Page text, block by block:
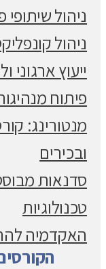
ניהול שיתופי
ניהול
ייעוץ ארגוני
פיתוח
מנטורינג:
ובכירים
סדנאות
טכנולוגיות
האקדמיה